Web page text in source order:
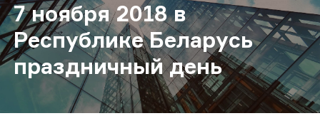
7 ноября 2018 в
Республике Беларусь
праздничный день